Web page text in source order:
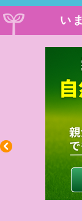
い